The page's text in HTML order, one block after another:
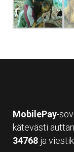
MobilePay-
kätevästi
34768 ja